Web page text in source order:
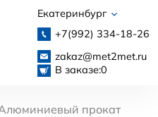
Екатеринбург
+7(992) 334-18-26
zakaz@met2met.ru
В заказе:0
прокат